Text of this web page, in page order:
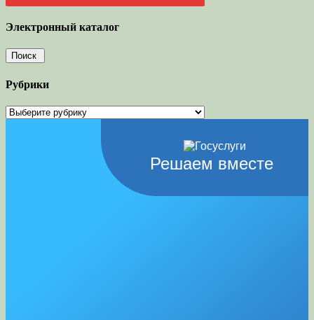
Электронный каталог
Рубрики
Рубрики
Решаем вместе